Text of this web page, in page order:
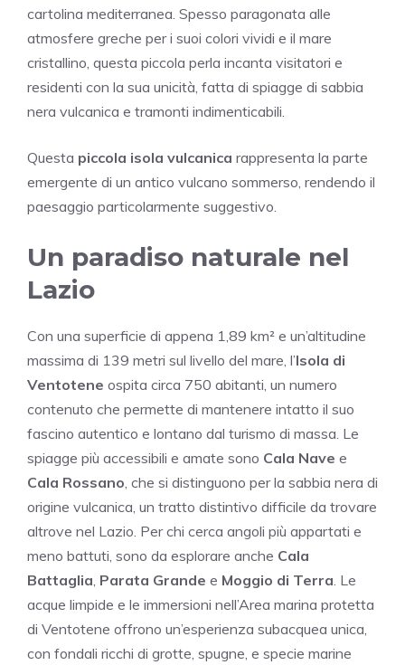
cartolina mediterranea. Spesso paragonata alle
atmosfere greche per i suoi colori vividi e il mare
cristallino, questa piccola perla incanta visitatori e
residenti con la sua unicità, fatta di spiagge di sabbia
nera vulcanica e tramonti indimenticabili.
Questa piccola isola vulcanica rappresenta la parte
emergente di un antico vulcano sommerso, rendendo il
paesaggio particolarmente suggestivo.
Un paradiso naturale nel
Lazio
Con una superficie di appena 1,89 km² e un’altitudine
massima di 139 metri sul livello del mare, l’Isola di
Ventotene ospita circa 750 abitanti, un numero
contenuto che permette di mantenere intatto il suo
fascino autentico e lontano dal turismo di massa. Le
spiagge più accessibili e amate sono Cala Nave e
Cala Rossano, che si distinguono per la sabbia nera di
origine vulcanica, un tratto distintivo difficile da trovare
altrove nel Lazio. Per chi cerca angoli più appartati e
meno battuti, sono da esplorare anche Cala
Battaglia, Parata Grande e Moggio di Terra. Le
acque limpide e le immersioni nell’Area marina protetta
di Ventotene offrono un’esperienza subacquea unica,
con fondali ricchi di grotte, spugne, e specie marine